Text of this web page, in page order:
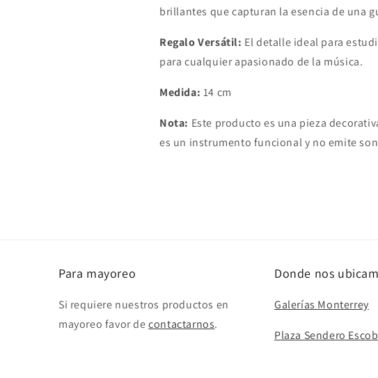
brillantes que capturan la esencia de una
Regalo Versátil: El detalle ideal para
para cualquier apasionado de la música.
Medida: 14 cm
Nota: Este producto es una pieza
es un instrumento funcional y no emite
Para mayoreo
Si requiere nuestros productos en
mayoreo favor decontactarnos.
Donde nos
Galerías Monterrey
Plaza Sendero